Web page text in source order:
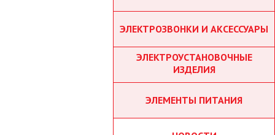
ЭЛЕКТРОЗВОНКИ И АКСЕССУАРЫ
ЭЛЕКТРОУСТАНОВОЧНЫЕ
ИЗДЕЛИЯ
ЭЛЕМЕНТЫ ПИТАНИЯ